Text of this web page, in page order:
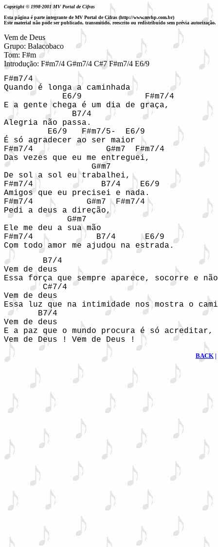
Copyright © 1998-2001 MV Portal de Cifras
Esta página é parte integrante de MV Portal de Cifras (http://www.mvhp.com.br)
Este material não pode ser publicado, transmitido, reescrito ou redistribuído sem prévia autorização.
Vem de Deus
Grupo: Balacobaco
Tom: F#m
F#m7/4
Quando é longa a caminhada
            E6/9             F#m7/4
E a gente chega é um dia de graça,
              B7/4
Alegria não passa.
         E6/9   F#m7/5-  E6/9
É só agradecer ao ser maior
F#m7/4               G#m7  F#m7/4
Das vezes que eu me entreguei,
                  G#m7
De sol a sol eu trabalhei,
F#m7/4              B7/4    E6/9
Amigos que eu precisei e nada.
F#m7/4           G#m7  F#m7/4
Pedi a deus a direção,
             G#m7
Ele me deu a sua mão
F#m7/4             B7/4      E6/9
Com todo amor me ajudou na estrada.
        B7/4
Vem de deus
Essa força que sempre aparece, socorre e
        C#7/4
Vem de deus
Essa luz que na intimidade nos mostra o
       B7/4
Vem de deus
E a paz que o mundo procura é só acreditar,
Vem de Deus ! Vem de Deus !
BACK |